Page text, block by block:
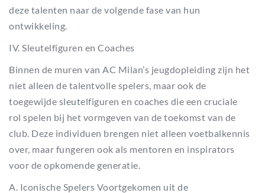
deze talenten naar de volgende fase van hun
ontwikkeling.
IV. Sleutelfiguren en Coaches
Binnen de muren van AC Milan’s jeugdopleiding zijn het
niet alleen de talentvolle spelers, maar ook de
toegewijde sleutelfiguren en coaches die een cruciale
rol spelen bij het vormgeven van de toekomst van de
club. Deze individuen brengen niet alleen voetbalkennis
over, maar fungeren ook als mentoren en inspirators
voor de opkomende generatie.
A. Iconische Spelers Voortgekomen uit de